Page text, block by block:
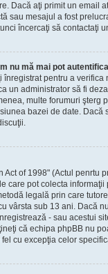
Dacă aţi primit un email
sau mesajul a fost
încercaţi să contactaţi
nu mă mai pot
pentru a
un administrator să fi
multe forumuri şterg
bazei de date. Dacă
of 1998" (Actul penrtu
care pot colecta
legală prin care
vârsta sub 13 ani. Dacă
- sau acestui
că echipa phpBB nu
cu excepţia celor